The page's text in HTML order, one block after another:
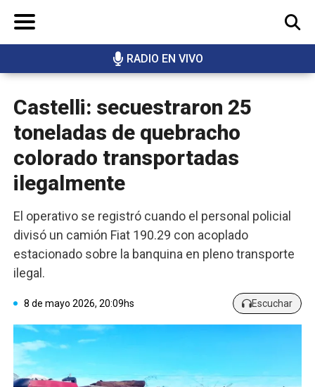
RADIO EN VIVO
BUSCAR
Castelli: secuestraron 25
toneladas de quebracho
colorado transportadas
ilegalmente
El operativo se registró cuando el personal policial
divisó un camión Fiat 190.29 con acoplado
estacionado sobre la banquina en pleno transporte
ilegal.
8 de mayo 2026, 20:09hs Escuchar